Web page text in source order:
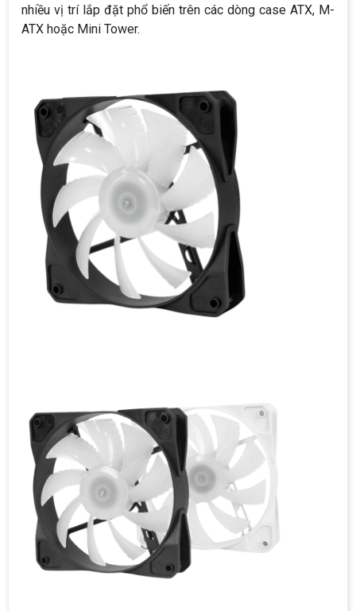
nhiều vị trí lắp đặt phổ biến trên các dòng case ATX, M-
ATX hoặc Mini Tower.